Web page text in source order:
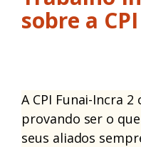
sobre a
A CPI Funai-Incra
provando ser o
seus aliados